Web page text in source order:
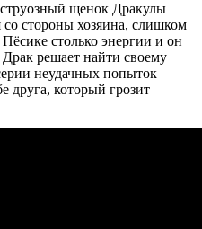
щенок Дракулы
со стороны хозяина, слишком
столько энергии и он
Драк решает найти своему
неудачных попыток
друга, который грозит